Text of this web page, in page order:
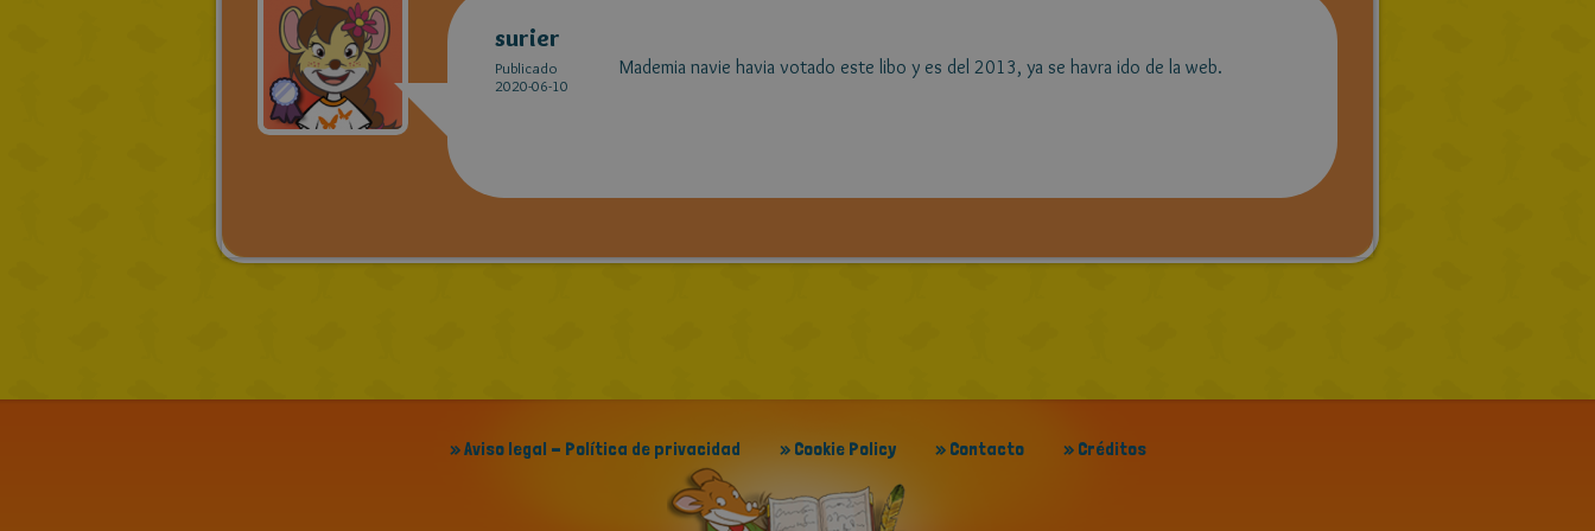
surier
Publicado
2020-06-10
Mademia navie havia votado este libo y es del 2013, ya se havra ido de la web.
» Aviso legal - Política de privacidad » Cookie Policy » Contacto » Créditos